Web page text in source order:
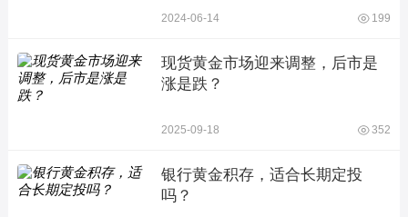
2024-06-14 199
现货黄金市场迎来调整，后市是
涨是跌？
2025-09-18 352
银行黄金积存，适合长期定投
吗？